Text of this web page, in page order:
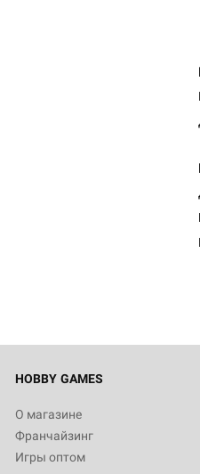
HOBBY GAMES
О магазине
Франчайзинг
Игры оптом
Настольная игра Hobby
Белая смерть
12 990
Настольная игра Hobby